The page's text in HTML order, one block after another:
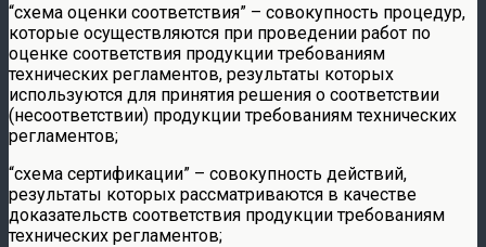
“схема оценки соответствия” – совокупность процедур,
которые осуществляются при проведении работ по
оценке соответствия продукции требованиям
технических регламентов, результаты которых
используются для принятия решения о соответствии
(несоответствии) продукции требованиям технических
регламентов;
“схема сертификации” – совокупность действий,
результаты которых рассматриваются в качестве
доказательств соответствия продукции требованиям
технических регламентов;